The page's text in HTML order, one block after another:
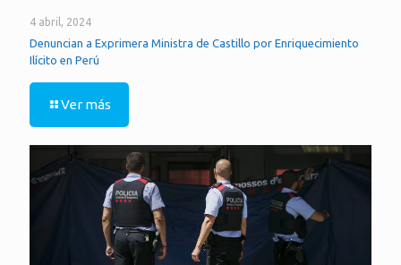
4 abril, 2024
Denuncian a Exprimera Ministra de Castillo por Enriquecimiento
Ilícito en Perú
Ver más